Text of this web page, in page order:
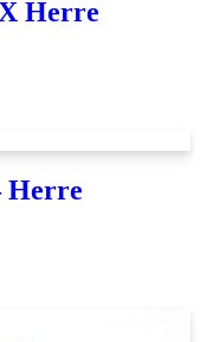
Herre
Herre